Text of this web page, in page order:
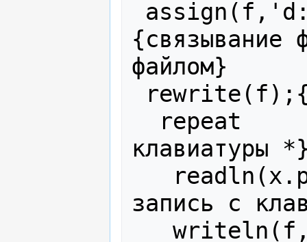
{связывание
файлом}
клавиатуры
запись с